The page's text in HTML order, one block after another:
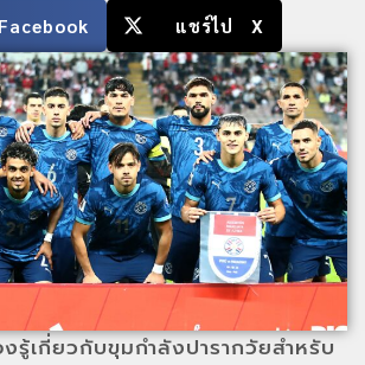
แชร์ไป X
เกี่ยวกับขุมกำลังปารากวัยสำหรับ